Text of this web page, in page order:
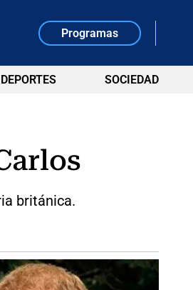
Programas
DEPORTES SOCIEDAD
británica.